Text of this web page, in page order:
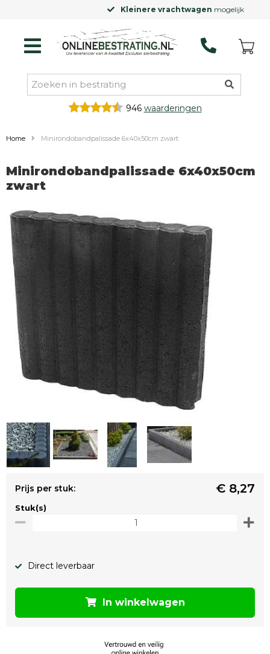
Kleinere vrachtwagenmogelijk
946 waarderingen
Home Minirondobandpalissade 6x40x50cm zwart
Minirondobandpalissade 6x40x50cm
zwart
Prijs per stuk: € 8,27
Stuk(s)
Direct leverbaar
In winkelwagen